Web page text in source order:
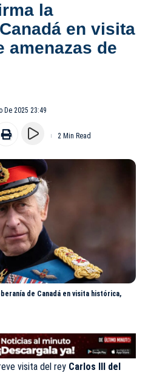
la
en visita
amenazas de
De 2025 23:49
2 Min Read
de Canadá en visita histórica,
visita del rey Carlos III del